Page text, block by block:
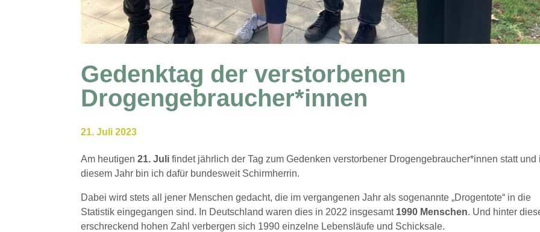
Gedenktag der verstorbenen
Drogengebraucher*innen
21. Juli 2023
Am heutigen21. Juli findet jährlich der Tag zum Gedenken verstorbener Drogengebraucher*innen statt und
diesem Jahr bin ich dafür bundesweit Schirmherrin.
Dabei wird stets all jener Menschen gedacht, die im vergangenen Jahr als sogenannte „Drogentote“ in die
Statistik eingegangen sind. In Deutschland waren dies in 2022 insgesamt 1990 Menschen. Und hinter
erschreckend hohen Zahl verbergen sich 1990 einzelne Lebensläufe und Schicksale.